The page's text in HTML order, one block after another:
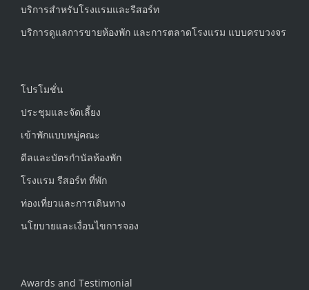
บริการสำหรับโรงแรมและรีสอร์ท
บริการดูแลการขายห้องพัก และการตลาดโรงแรม แบบครบวงจร
โปรโมชั่น
ประชุมและจัดเลี้ยง
เข้าพักแบบหมู่คณะ
ดีลและบัตรกำนัลห้องพัก
โรงแรม รีสอร์ท ที่พัก
ท่องเที่ยวและการเดินทาง
นโยบายและเงื่อนไขการจอง
Awards and Testimonial